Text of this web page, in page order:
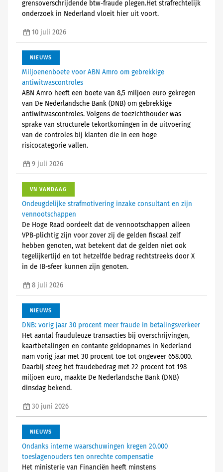
grensoverschrijdende btw-fraude plegen.Het strafrechtelijk
onderzoek in Nederland vloeit hier uit voort.
10 juli 2026
NIEUWS
Miljoenenboete voor ABN Amro om gebrekkige
antiwitwascontroles
ABN Amro heeft een boete van 8,5 miljoen euro gekregen
van De Nederlandsche Bank (DNB) om gebrekkige
antiwitwascontroles. Volgens de toezichthouder was
sprake van structurele tekortkomingen in de uitvoering
van de controles bij klanten die in een hoge
risicocategorie vallen.
9 juli 2026
VN VANDAAG
Ondeugdelijke strafmotivering inzake consultant en zijn
vennootschappen
De Hoge Raad oordeelt dat de vennootschappen alleen
VPB-plichtig zijn voor zover zij de gelden fiscaal zelf
hebben genoten, wat betekent dat de gelden niet ook
tegelijkertijd en tot hetzelfde bedrag rechtstreeks door X
in de IB-sfeer kunnen zijn genoten.
8 juli 2026
NIEUWS
DNB: vorig jaar 30 procent meer fraude in betalingsverkeer
Het aantal frauduleuze transacties bij overschrijvingen,
kaartbetalingen en contante geldopnames in Nederland
nam vorig jaar met 30 procent toe tot ongeveer 658.000.
Daarbij steeg het fraudebedrag met 22 procent tot 198
miljoen euro, maakte De Nederlandsche Bank (DNB)
dinsdag bekend.
30 juni 2026
NIEUWS
Ondanks interne waarschuwingen kregen 20.000
toeslagenouders ten onrechte compensatie
Het ministerie van Financiën heeft minstens